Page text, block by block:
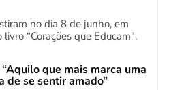
no dia 8 de junho, em
“Corações que Educam".
que mais marca uma
de se sentir amado”